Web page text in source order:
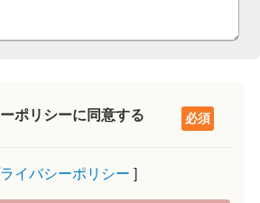
ポリシーに同意する
イバシーポリシー